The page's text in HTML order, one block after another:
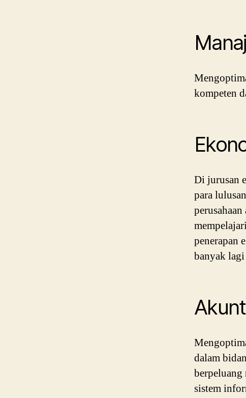
kompeten
Di jurusan
para
penerapan
banyak
dalam
berpeluang
sistem